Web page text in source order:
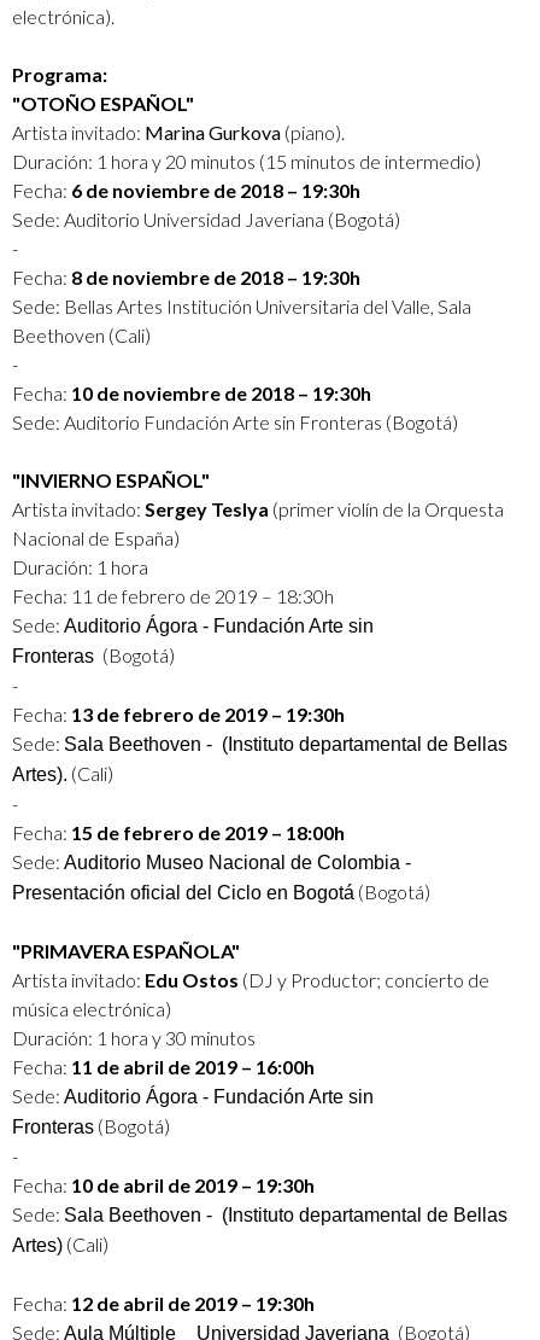
electrónica).
Programa:
"OTOÑO ESPAÑOL"
Artista invitado: Marina Gurkova (piano).
Duración: 1 hora y 20 minutos (15 minutos de intermedio)
Fecha: 6 de noviembre de 2018 – 19:30h
Sede: Auditorio Universidad Javeriana (Bogotá)
-
Fecha: 8 de noviembre de 2018 – 19:30h
Sede: Bellas Artes Institución Universitaria del Valle, Sala
Beethoven (Cali)
-
Fecha: 10 de noviembre de 2018 – 19:30h
Sede: Auditorio Fundación Arte sin Fronteras (Bogotá)
"INVIERNO ESPAÑOL"
Artista invitado: Sergey Teslya (primer violín de la Orquesta
Nacional de España)
Duración: 1 hora
Fecha: 11 de febrero de 2019 – 18:30h
Sede: Auditorio Ágora - Fundación Arte sin
Fronteras (Bogotá)
-
Fecha: 13 de febrero de 2019 – 19:30h
Sede: Sala Beethoven - (Instituto departamental de Bellas
Artes). (Cali)
-
Fecha: 15 de febrero de 2019 – 18:00h
Sede: Auditorio Museo Nacional de Colombia -
Presentación oficial del Ciclo en Bogotá (Bogotá)
"PRIMAVERA ESPAÑOLA"
Artista invitado: Edu Ostos (DJ y Productor; concierto de
música electrónica)
Duración: 1 hora y 30 minutos
Fecha: 11 de abril de 2019 – 16:00h
Sede: Auditorio Ágora - Fundación Arte sin
Fronteras (Bogotá)
-
Fecha: 10 de abril de 2019 – 19:30h
Sede: Sala Beethoven - (Instituto departamental de Bellas
Artes) (Cali)
Fecha: 12 de abril de 2019 – 19:30h
Sede: Aula Múltiple _ Universidad Javeriana (Bogotá)